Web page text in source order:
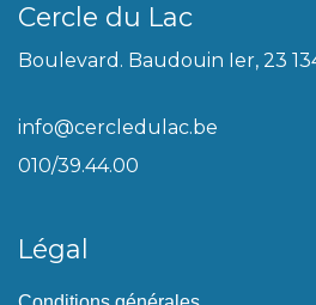
Cercle du Lac
Boulevard. Baudouin Ier, 23
info@cercledulac.be
010/39.44.00
Légal